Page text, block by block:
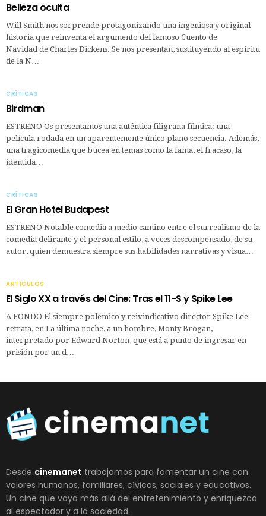
Belleza oculta
Will Smith nos sorprende protagonizando una ingeniosa y original
historia que reinventa el argumento del famoso Cuento de
Navidad de Charles Dickens. Se nos presentan, sustituyendo al espíritu
de la N…
CRÍTICAS
Birdman
ESTRENO Os presentamos una auténtica filigrana fílmica: una
película rodada en un aparentemente único plano secuencia. Además,
una tragicomedia que bucea en temas como la fama, el fracaso, la
identida…
CRÍTICAS
El Gran Hotel Budapest
ESTRENO Notable comedia a medio camino entre el surrealismo de la
comedia delirante y el personal estilo, a veces descompensado, de su
autor, quien demuestra siempre sus habilidades narrativas y visua…
ARTÍCULOS
El Siglo XX a través del Cine: Tras el 11-S y Spike Lee
A FONDO El siempre polémico y reivindicativo director Spike Lee
retrata, en La última noche, a un hombre, Monty Brogan,
interpretado por Edward Norton, que está a punto de ingresar en
prisión por un d…
Desde cinemanet trabajamos para fomentar un cine con
valores humanos, familiares, cívicos, sociales y educativos.
Un cine que vaya más allá del entretenimiento y enriquezca
al espectador y a la sociedad.